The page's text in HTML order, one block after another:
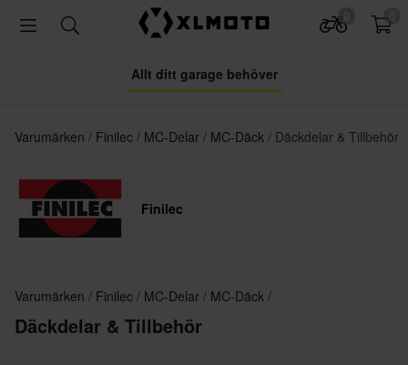
Allt ditt garage behöver
Varumärken Finilec MC-Delar MC-Däck Däckdelar & Tillbehör
Finilec
Varumärken Finilec MC-Delar MC-Däck
Däckdelar & Tillbehör